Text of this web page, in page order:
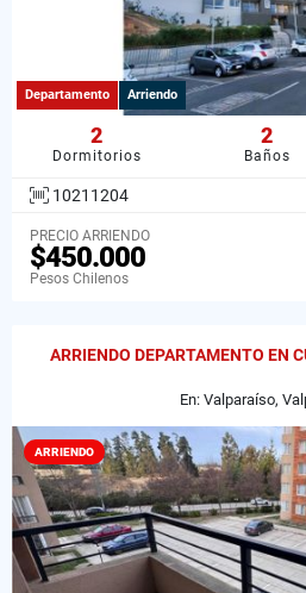
Departamento Arriendo
2
Dormitorios
2
Baños
10211204
PRECIO ARRIENDO
$450.000
Pesos Chilenos
ARRIENDO DEPARTAMENTO EN
En: Valparaíso,
ARRIENDO